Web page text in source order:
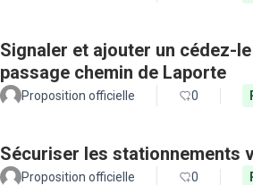
Signaler et ajouter un cédez-
passage chemin de Laporte
Proposition officielle 0
Sécuriser les stationnements
Proposition officielle 0